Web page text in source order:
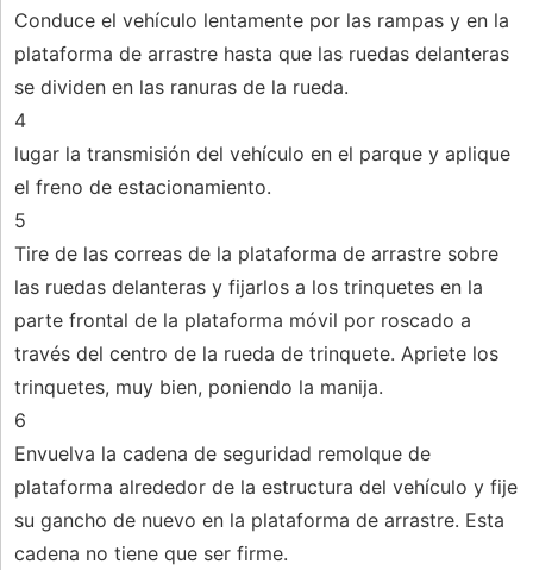
Conduce el vehículo lentamente por las rampas y en la
plataforma de arrastre hasta que las ruedas delanteras
se dividen en las ranuras de la rueda.
4
lugar la transmisión del vehículo en el parque y aplique
el freno de estacionamiento.
5
Tire de las correas de la plataforma de arrastre sobre
las ruedas delanteras y fijarlos a los trinquetes en la
parte frontal de la plataforma móvil por roscado a
través del centro de la rueda de trinquete. Apriete los
trinquetes, muy bien, poniendo la manija.
6
Envuelva la cadena de seguridad remolque de
plataforma alrededor de la estructura del vehículo y fije
su gancho de nuevo en la plataforma de arrastre. Esta
cadena no tiene que ser firme.